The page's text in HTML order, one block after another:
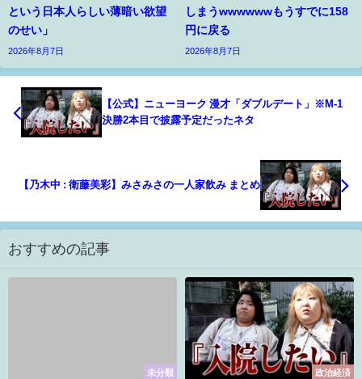
という日本人らしい薄暗い欲望
のせい」
2026年8月7日
しまうwwwwwwもうすでに158
円に戻る
2026年8月7日
【公式】ニューヨーク 漫才「ダブルデート」※M-1
決勝2本目で披露予定だったネタ
【乃木中 : 衛藤美彩】みさみさの一人家飲み まとめ
おすすめの記事
未分類 政治経済